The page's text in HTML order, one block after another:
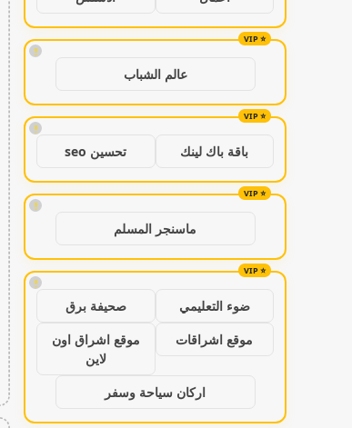
!
عالم الشباب
!
باقة باك لينك تحسين seo
!
ماسنجر المسلم
!
ضوء التعليمي
صحيفة برق
موقع اشراقات
موقع اشراق اون
لاين
اركان سياحة وسفر